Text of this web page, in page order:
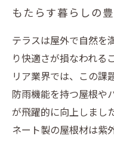
もたらす暮らしの
テラスは屋外で自然を
り快適さが損なわれる
リア業界では、この課
防雨機能を持つ屋根や
が飛躍的に向上しまし
ネート製の屋根材は紫